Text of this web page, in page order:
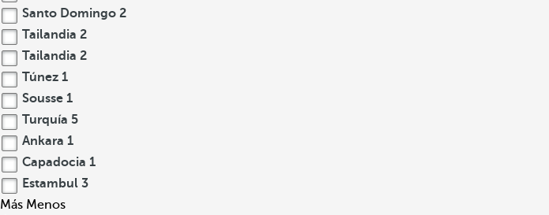
Santo Domingo 2
Tailandia 2
Tailandia 2
Túnez 1
Sousse 1
Turquía 5
Ankara 1
Capadocia 1
Estambul 3
Más Menos